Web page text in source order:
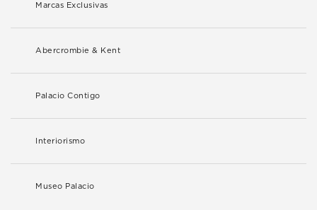
Marcas Exclusivas
Abercrombie & Kent
Palacio Contigo
Interiorismo
Museo Palacio